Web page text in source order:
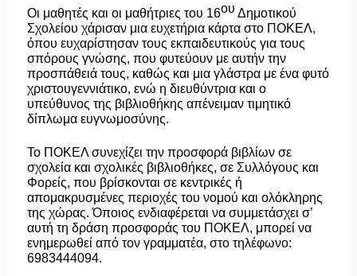
Οι μαθητές και οι μαθήτριες του 16ου Δημοτικού
Σχολείου χάρισαν μια ευχετήρια κάρτα στο ΠΟΚΕΛ,
όπου ευχαρίστησαν τους εκπαιδευτικούς για τους
σπόρους γνώσης, που φυτεύουν με αυτήν την
προσπάθειά τους, καθώς και μια γλάστρα με ένα φυτό
χριστουγεννιάτικο, ενώ η διευθύντρια και ο
υπεύθυνος της βιβλιοθήκης απένειμαν τιμητικό
δίπλωμα ευγνωμοσύνης.
Το ΠΟΚΕΛ συνεχίζει την προσφορά βιβλίων σε
σχολεία και σχολικές βιβλιοθήκες, σε Συλλόγους και
Φορείς, που βρίσκονται σε κεντρικές ή
απομακρυσμένες περιοχές του νομού και ολόκληρης
της χώρας. Όποιος ενδιαφέρεται να συμμετάσχει σ’
αυτή τη δράση προσφοράς του ΠΟΚΕΛ, μπορεί να
ενημερωθεί από τον γραμματέα, στο τηλέφωνο:
6983444094.